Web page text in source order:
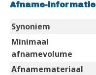
Afname-informatie
Synoniem
Minimaal
afnamevolume
Afnamemateriaal